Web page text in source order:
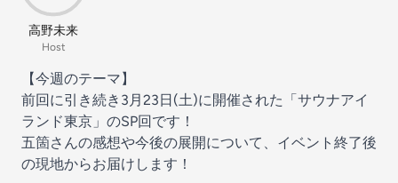
高野未来
Host
【今週のテーマ】
前回に引き続き3月23日(土)に開催された「サウナアイ
ランド東京」のSP回です！
五箇さんの感想や今後の展開について、イベント終了後
の現地からお届けします！